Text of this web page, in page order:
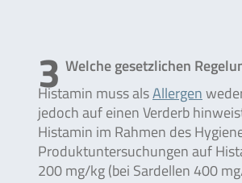
3 Welche gesetzlichen
Histamin muss alsAllergen
jedoch auf einen Verderb
Histamin im Rahmen des
Produktuntersuchungen auf
200 mg/kg (bei Sardellen 400